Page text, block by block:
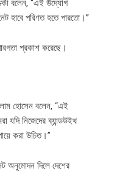
বলেন, “এই উদ্যোগ
হাবে পরিণত হতে পারতো।”
প্রকাশ করেছে।
হোসেন বলেন, “এই
যদি নিজেদের ব্যান্ডউইথ
করা উচিত।”
অনুমোদন দিলে দেশের